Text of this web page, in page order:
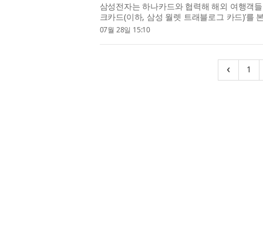
삼성전자는 하나카드와 협력해 해외 여행객
크카드(이하, 삼성 월렛 트래블로그 카드)’를
렛에 추가했다. 삼성 월렛 트래블로그 카드
07월 28일 15:10
‹ 1